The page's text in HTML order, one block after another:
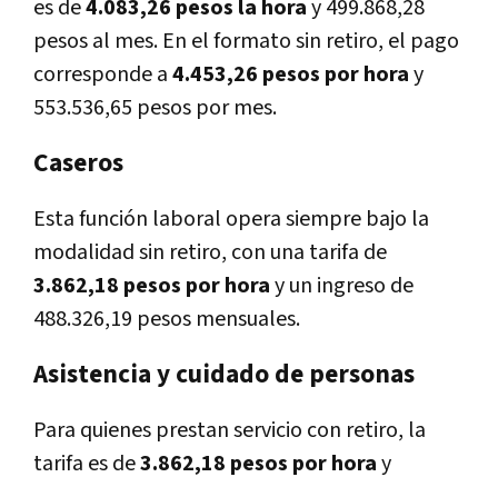
es de4.083,26 pesos la horay 499.868,28
pesos al mes. En el formato sin retiro, el pago
corresponde a4.453,26 pesos por horay
553.536,65 pesos por mes.
Caseros
Esta función laboral opera siempre bajo la
modalidad sin retiro, con una tarifa de
3.862,18 pesos por horay un ingreso de
488.326,19 pesos mensuales.
Asistencia y cuidado de personas
Para quienes prestan servicio con retiro, la
tarifa es de3.862,18 pesos por horay